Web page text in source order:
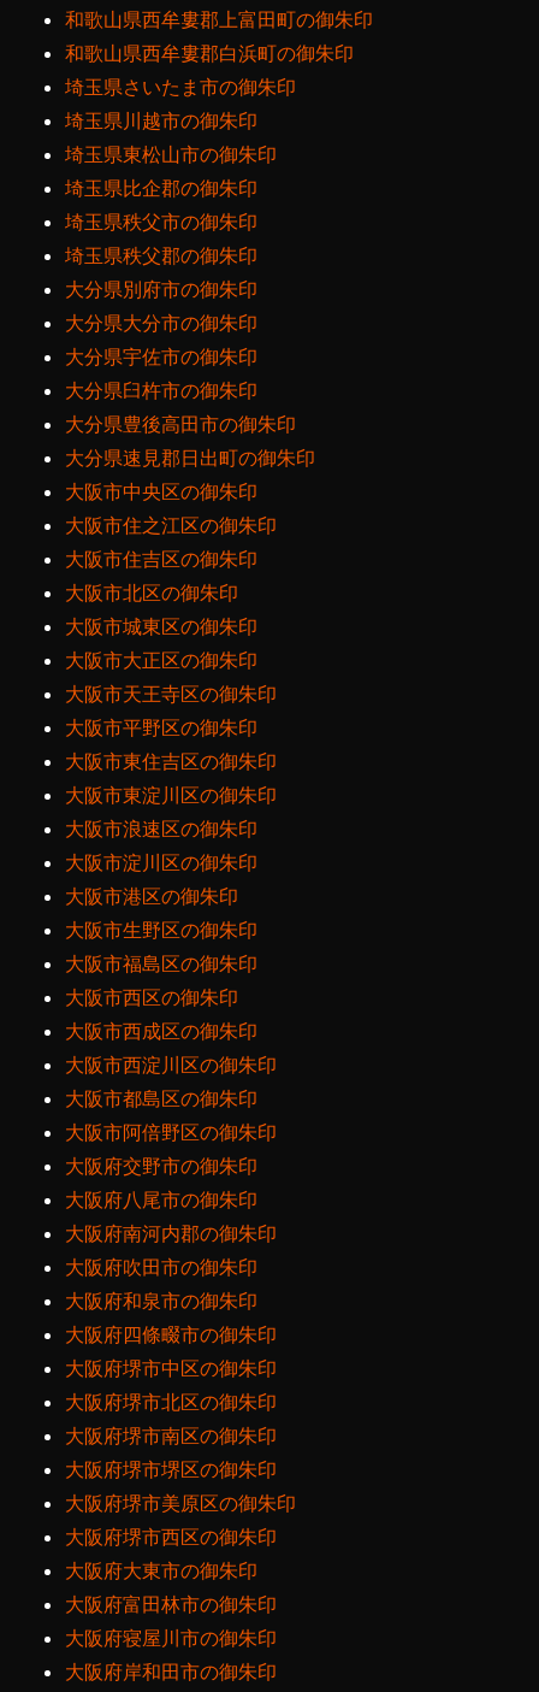
和歌山県西牟婁郡上富田町の御朱印
和歌山県西牟婁郡白浜町の御朱印
埼玉県さいたま市の御朱印
埼玉県川越市の御朱印
埼玉県東松山市の御朱印
埼玉県比企郡の御朱印
埼玉県秩父市の御朱印
埼玉県秩父郡の御朱印
大分県別府市の御朱印
大分県大分市の御朱印
大分県宇佐市の御朱印
大分県臼杵市の御朱印
大分県豊後高田市の御朱印
大分県速見郡日出町の御朱印
大阪市中央区の御朱印
大阪市住之江区の御朱印
大阪市住吉区の御朱印
大阪市北区の御朱印
大阪市城東区の御朱印
大阪市大正区の御朱印
大阪市天王寺区の御朱印
大阪市平野区の御朱印
大阪市東住吉区の御朱印
大阪市東淀川区の御朱印
大阪市浪速区の御朱印
大阪市淀川区の御朱印
大阪市港区の御朱印
大阪市生野区の御朱印
大阪市福島区の御朱印
大阪市西区の御朱印
大阪市西成区の御朱印
大阪市西淀川区の御朱印
大阪市都島区の御朱印
大阪市阿倍野区の御朱印
大阪府交野市の御朱印
大阪府八尾市の御朱印
大阪府南河内郡の御朱印
大阪府吹田市の御朱印
大阪府和泉市の御朱印
大阪府四條畷市の御朱印
大阪府堺市中区の御朱印
大阪府堺市北区の御朱印
大阪府堺市南区の御朱印
大阪府堺市堺区の御朱印
大阪府堺市美原区の御朱印
大阪府堺市西区の御朱印
大阪府大東市の御朱印
大阪府富田林市の御朱印
大阪府寝屋川市の御朱印
大阪府岸和田市の御朱印